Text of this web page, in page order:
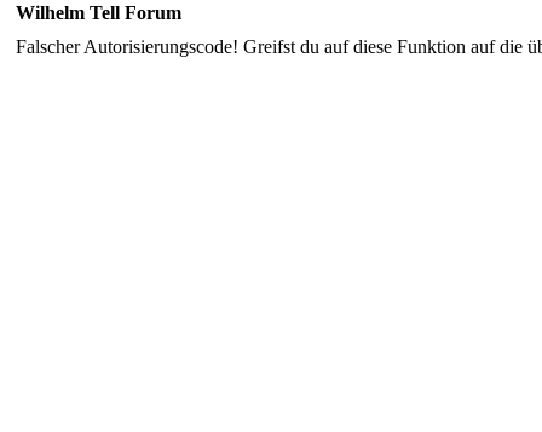
Wilhelm Tell Forum
Falscher Autorisierungscode! Greifst du auf diese Funktion auf die